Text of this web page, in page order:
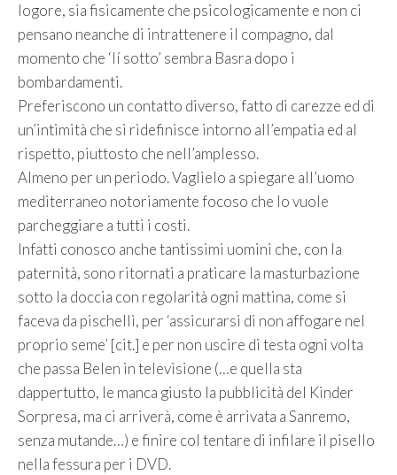
logore, sia fisicamente che psicologicamente e non ci
pensano neanche di intrattenere il compagno, dal
momento che ‘lí sotto’ sembra Basra dopo i
bombardamenti.
Preferiscono un contatto diverso, fatto di carezze ed di
un’intimità che si ridefinisce intorno all’empatia ed al
rispetto, piuttosto che nell’amplesso.
Almeno per un periodo. Vaglielo a spiegare all’uomo
mediterraneo notoriamente focoso che lo vuole
parcheggiare a tutti i costi.
Infatti conosco anche tantissimi uomini che, con la
paternità, sono ritornati a praticare la masturbazione
sotto la doccia con regolarità ogni mattina, come si
faceva da pischelli, per ‘assicurarsi di non affogare nel
proprio seme’ [cit.] e per non uscire di testa ogni volta
che passa Belen in televisione (…e quella sta
dappertutto, le manca giusto la pubblicità del Kinder
Sorpresa, ma ci arriverà, come è arrivata a Sanremo,
senza mutande…) e finire col tentare di infilare il pisello
nella fessura per i DVD.